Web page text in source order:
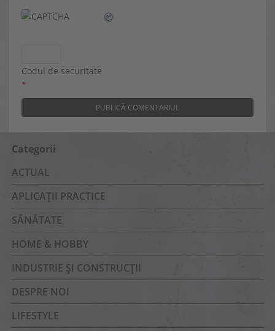
Codul de securitate
*
Categorii
ACTUAL
APLICAȚII PRACTICE
SĂNĂTATE
HOME & HOBBY
INDUSTRIE ȘI CONSTRUCȚII
DESPRE NOI
LIFESTYLE